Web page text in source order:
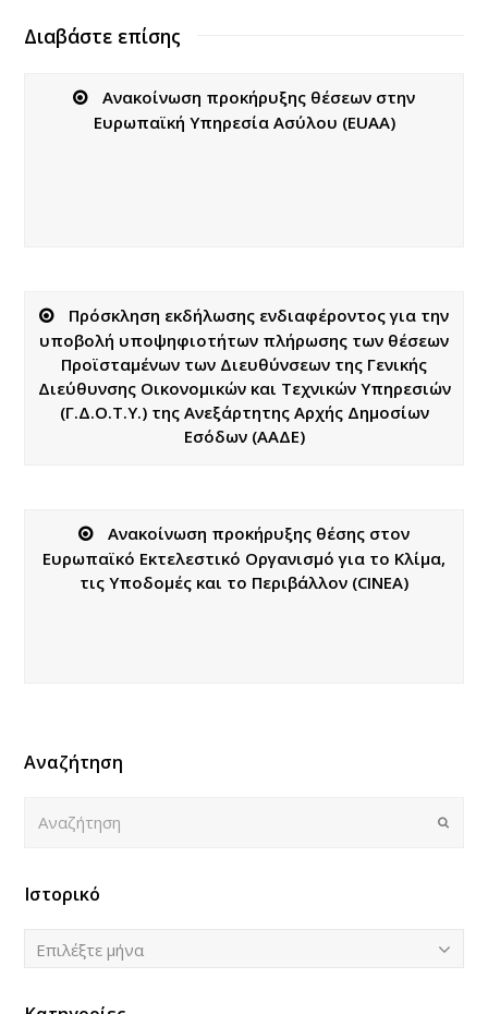
Διαβάστε επίσης
Ανακοίνωση προκήρυξης θέσεων στην
Ευρωπαϊκή Υπηρεσία Ασύλου (EUAA)
Πρόσκληση εκδήλωσης ενδιαφέροντος για την
υποβολή υποψηφιοτήτων πλήρωσης των θέσεων
Προϊσταμένων των Διευθύνσεων της Γενικής
Διεύθυνσης Οικονομικών και Τεχνικών Υπηρεσιών
(Γ.Δ.Ο.Τ.Υ.) της Ανεξάρτητης Αρχής Δημοσίων
Εσόδων (ΑΑΔΕ)
Ανακοίνωση προκήρυξης θέσης στον
Ευρωπαϊκό Εκτελεστικό Οργανισμό για το Κλίμα,
τις Υποδομές και το Περιβάλλον (CINEA)
Αναζήτηση
Submit
Ιστορικό
Ιστορικό
Επιλέξτε μήνα